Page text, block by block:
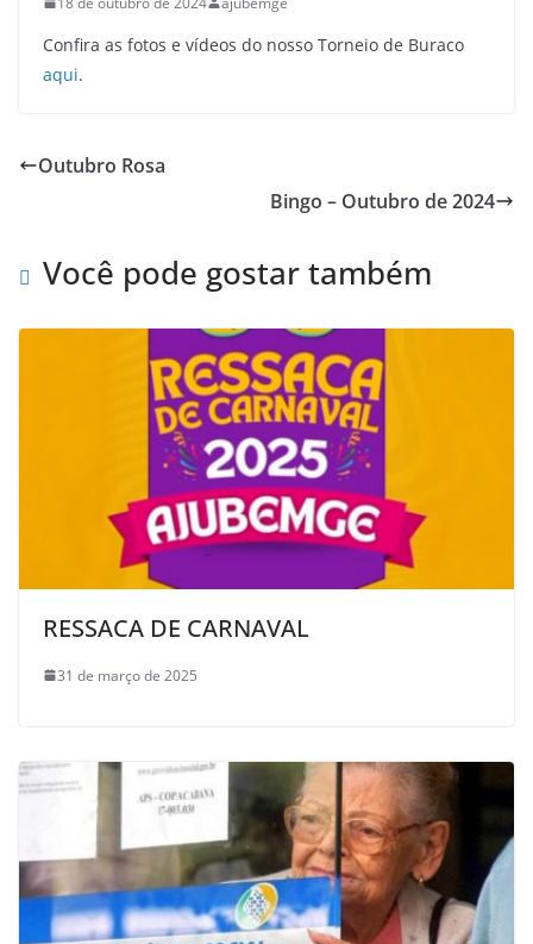
Confira as fotos e vídeos do nosso Torneio de Buraco
aqui.
Outubro Rosa
Bingo – Outubro de 2024
Você pode gostar também
RESSACA DE CARNAVAL
31 de março de 2025